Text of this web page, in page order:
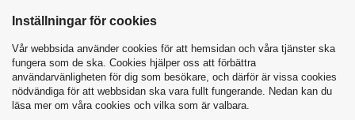
Varbergs BoIS © 2026 |
Inställningar för cookies
Vår webbsida använder cookies för att hemsidan och våra tjänster ska
fungera som de ska. Cookies hjälper oss att förbättra
användarvänligheten för dig som besökare, och därför är vissa cookies
nödvändiga för att webbsidan ska vara fullt fungerande. Nedan kan du
läsa mer om våra cookies och vilka som är valbara.